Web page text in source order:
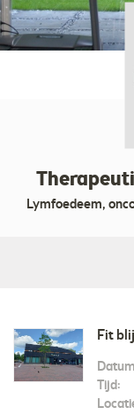
Lymfoedeem,
Fit
Tijd: